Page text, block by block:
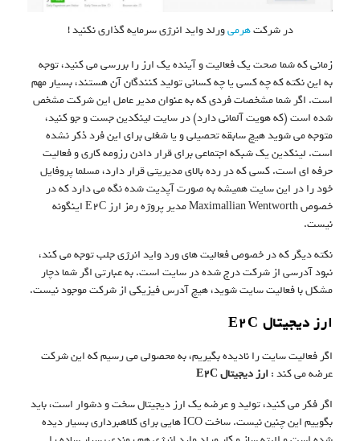
در شرکتهرمیورلد واید انرژی سرمایه گذاری نکنید !
زمانی که شما صحت یک فعالیت و آینده یک ارز را بررسی می کنید، توجه
به این نکته که چه کسی یا چه کسانی تولید کنندگان آن هستند، بسیار مهم
است. اگر شما مشخصات فردی که به عنوان مدیر عامل این شرکت مشخص
شده است (که هویت آلمانی دارد) در سایت لینکدین جست و جو کنید،
متوجه می شوید هیچ سابقه تحصیلی و یا شغلی برای این فرد ذکر نشده
است. لینکدین یک شبکه اجتماعی برای قرار دادن رزومه کاری و فعالیت
حرفه ای است. کسی که در رده بالای مدیریتی قرار دارد، مسلما پروفایل
خود را در این سایت همیشه به صورت آپدیت شده نگه می دارد که در
خصوص Maximallian Wentworth مدیر پروژه رمز ارز E2C اینگونه
نیست.
نکته دیگر که در خصوص فعالیت های ورد واید انرژی جلب توجه می کند،
نبود آدرسی از شرکت درج شده در سایت است. به عبارتی اگر شما دچار
مشکل با فعالیت سایت شوید، هیچ آدرس فیزیکی از شرکت موجود نیست.
ارز دیجیتال E2C
اگر فعالیت سایت را نادیده بگیریم، به محصولی می رسیم که این شرکت
عرضه می کند :ارز دیجیتال E2C
اگر فکر می کنید، تولید و عرضه یک ارز دیجیتال سخت و دشوار است، باید
بگوییم این چنین نیست. ساخت ICO هایی برای کلاهبرداری بسیار دیده